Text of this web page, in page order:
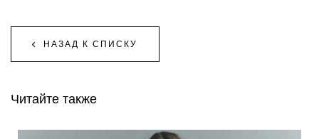
НАЗАД К СПИСКУ
Читайте также